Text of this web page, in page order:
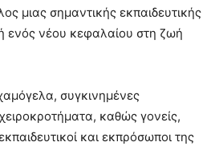
μιας σημαντικής εκπαιδευτικής
ενός νέου κεφαλαίου στη ζωή
συγκινημένες
καθώς γονείς,
και εκπρόσωποι της